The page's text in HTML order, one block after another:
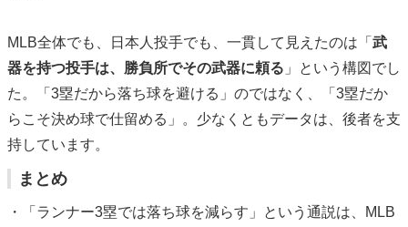
MLB全体でも、日本人投手でも、一貫して見えたのは「 武
器を持つ投手は、勝負所でその武器に頼る 」という構図でし
た。「3塁だから落ち球を避ける」のではなく、「3塁だか
らこそ決め球で仕留める」。少なくともデータは、後者を支
持しています。
まとめ
・「ランナー3塁では落ち球を減らす」という通説は、MLB